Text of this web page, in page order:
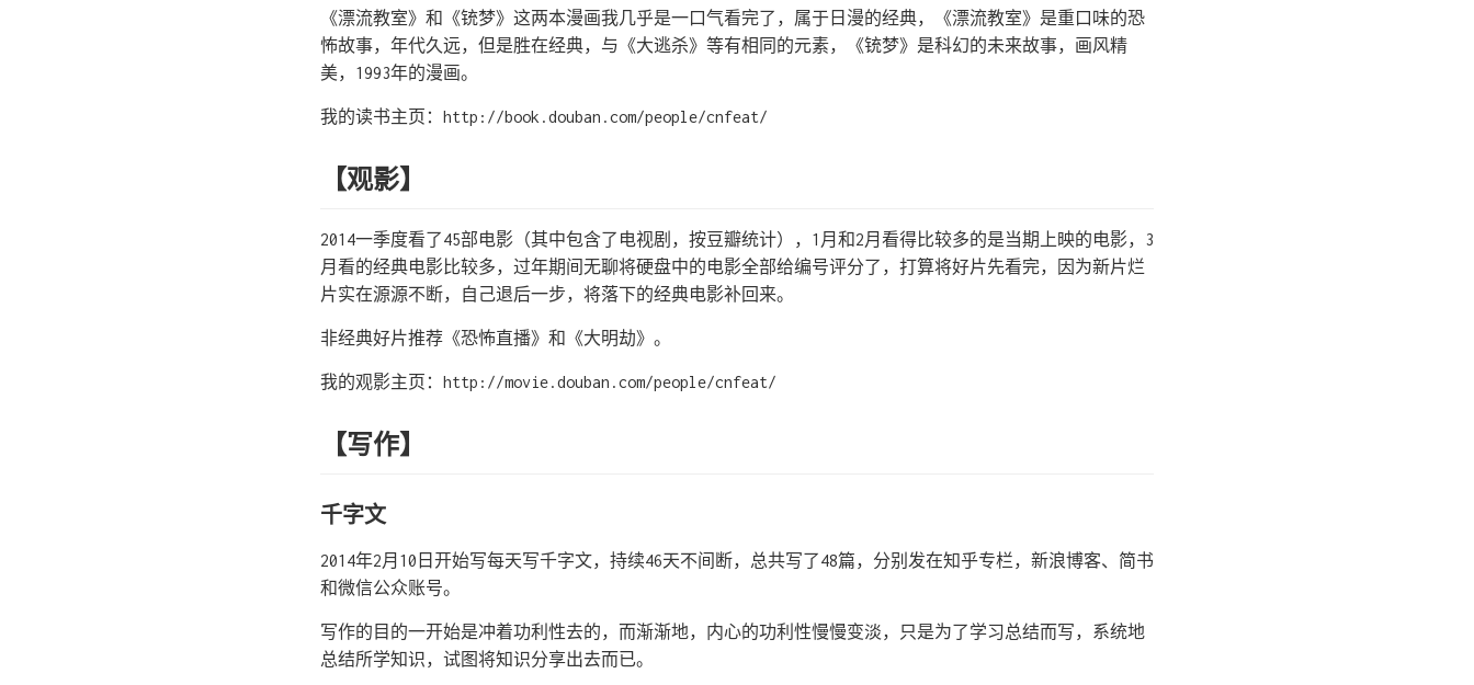
《漂流教室》和《铳梦》这两本漫画我几乎是一口气看完了，属于日漫的经典，《漂流教室》是重口味的恐
怖故事，年代久远，但是胜在经典，与《大逃杀》等有相同的元素，《铳梦》是科幻的未来故事，画风精
美，1993年的漫画。
我的读书主页：http://book.douban.com/people/cnfeat/
【观影】
2014一季度看了45部电影（其中包含了电视剧，按豆瓣统计），1月和2月看得比较多的是当期上映的电影，3
月看的经典电影比较多，过年期间无聊将硬盘中的电影全部给编号评分了，打算将好片先看完，因为新片烂
片实在源源不断，自己退后一步，将落下的经典电影补回来。
非经典好片推荐《恐怖直播》和《大明劫》。
我的观影主页：http://movie.douban.com/people/cnfeat/
【写作】
千字文
2014年2月10日开始写每天写千字文，持续46天不间断，总共写了48篇，分别发在知乎专栏，新浪博客、简书
和微信公众账号。
写作的目的一开始是冲着功利性去的，而渐渐地，内心的功利性慢慢变淡，只是为了学习总结而写，系统地
总结所学知识，试图将知识分享出去而已。